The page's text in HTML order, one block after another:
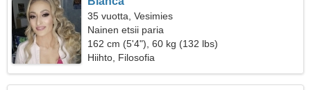
35 vuotta, Vesimies
Nainen etsii paria
162 cm (5'4"), 60 kg (132 lbs)
Hiihto, Filosofia